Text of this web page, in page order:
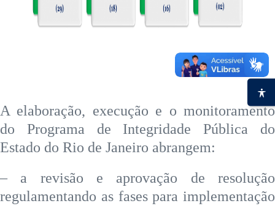
A elaboração, execução e o monitoramento
do Programa de Integridade Pública do
Estado do Rio de Janeiro abrangem:
– a revisão e aprovação de resolução
regulamentando as fases para implementação